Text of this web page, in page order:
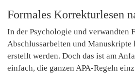
Formales Korrekturlesen
In der Psychologie und verwandten
Abschlussarbeiten und Manuskripte
erstellt werden. Doch das ist am
einfach, die ganzen APA-Regeln